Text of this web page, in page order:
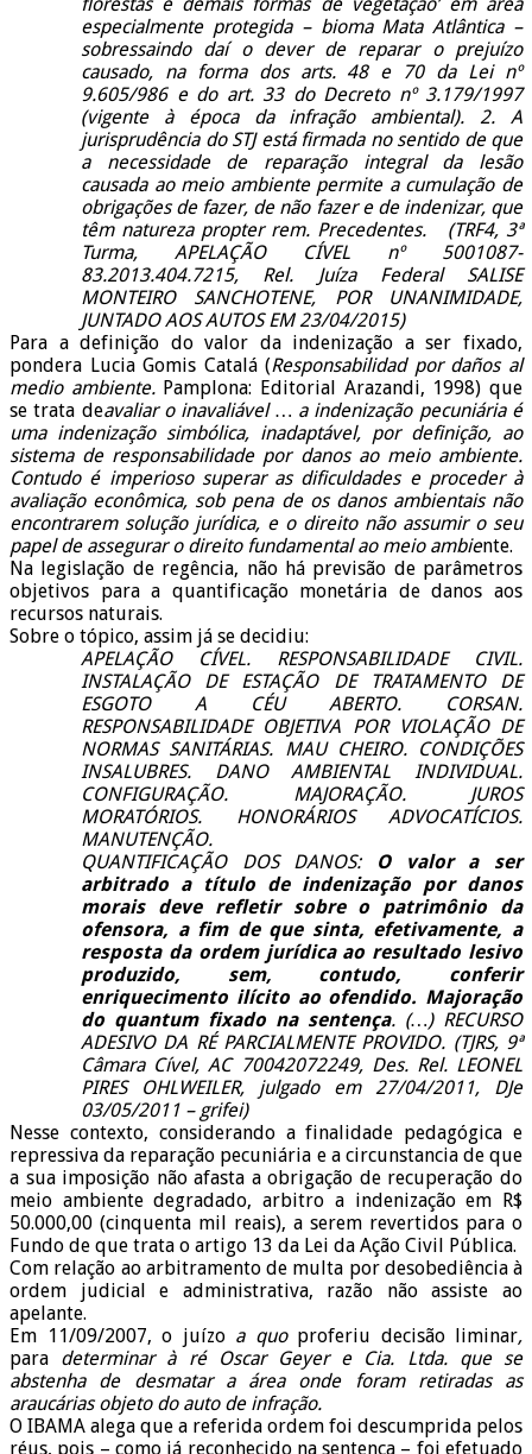
florestas e demais formas de vegetação’ em área
especialmente protegida – bioma Mata Atlântica –
sobressaindo daí o dever de reparar o prejuízo
causado, na forma dos arts. 48 e 70 da Lei nº
9.605/986 e do art. 33 do Decreto nº 3.179/1997
(vigente à época da infração ambiental). 2. A
jurisprudência do STJ está firmada no sentido de que
a necessidade de reparação integral da lesão
causada ao meio ambiente permite a cumulação de
obrigações de fazer, de não fazer e de indenizar, que
têm natureza propter rem. Precedentes. (TRF4, 3ª
Turma, APELAÇÃO CÍVEL nº 5001087-
83.2013.404.7215, Rel. Juíza Federal SALISE
MONTEIRO SANCHOTENE, POR UNANIMIDADE,
JUNTADO AOS AUTOS EM 23/04/2015)
Para a definição do valor da indenização a ser fixado,
pondera Lucia Gomis Catalá (Responsabilidad por daños al
medio ambiente.Pamplona: Editorial Arazandi, 1998) que
se trata deavaliar o inavaliável … a indenização pecuniária é
uma indenização simbólica, inadaptável, por definição, ao
sistema de responsabilidade por danos ao meio ambiente.
Contudo é imperioso superar as dificuldades e proceder à
avaliação econômica, sob pena de os danos ambientais não
encontrarem solução jurídica, e o direito não assumir o seu
papel de assegurar o direito fundamental ao meio ambiente.
Na legislação de regência, não há previsão de parâmetros
objetivos para a quantificação monetária de danos aos
recursos naturais.
Sobre o tópico, assim já se decidiu:
APELAÇÃO CÍVEL. RESPONSABILIDADE CIVIL.
INSTALAÇÃO DE ESTAÇÃO DE TRATAMENTO DE
ESGOTO A CÉU ABERTO. CORSAN.
RESPONSABILIDADE OBJETIVA POR VIOLAÇÃO DE
NORMAS SANITÁRIAS. MAU CHEIRO. CONDIÇÕES
INSALUBRES. DANO AMBIENTAL INDIVIDUAL.
CONFIGURAÇÃO. MAJORAÇÃO. JUROS
MORATÓRIOS. HONORÁRIOS ADVOCATÍCIOS.
MANUTENÇÃO.
QUANTIFICAÇÃO DOS DANOS:
O valor a ser
arbitrado a título de indenização por danos
morais deve refletir sobre o patrimônio da
ofensora, a fim de que sinta, efetivamente, a
resposta da ordem jurídica ao resultado lesivo
produzido, sem, contudo, conferir
enriquecimento ilícito ao ofendido. Majoração
do quantum fixado na sentença. (…) RECURSO
ADESIVO DA RÉ PARCIALMENTE PROVIDO. (TJRS, 9ª
Câmara Cível, AC 70042072249, Des. Rel. LEONEL
PIRES OHLWEILER, julgado em 27/04/2011, DJe
03/05/2011 – grifei)
Nesse contexto, considerando a finalidade pedagógica e
repressiva da reparação pecuniária e a circunstancia de que
a sua imposição não afasta a obrigação de recuperação do
meio ambiente degradado, arbitro a indenização em R$
50.000,00 (cinquenta mil reais), a serem revertidos para o
Fundo de que trata o artigo 13 da Lei da Ação Civil Pública.
Com relação ao arbitramento de multa por desobediência à
ordem judicial e administrativa, razão não assiste ao
apelante.
Em 11/09/2007, o juízo a quoproferiu decisão liminar,
para determinar à ré Oscar Geyer e Cia. Ltda. que se
abstenha de desmatar a área onde foram retiradas as
araucárias objeto do auto de infração.
O IBAMA alega que a referida ordem foi descumprida pelos
réus, pois – como já reconhecido na sentença – foi efetuado